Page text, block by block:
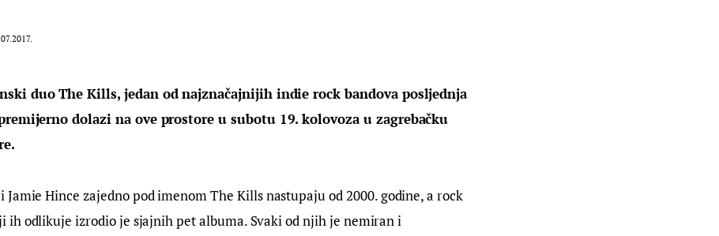
duo The Kills, jedan od najznačajnijih indie rock bandova posljednja
dolazi na ove prostore u subotu 19. kolovoza u zagrebačku
Jamie Hince zajedno pod imenom The Kills nastupaju od 2000. godine, a rock
ih odlikuje izrodio je sjajnih pet albuma. Svaki od njih je nemiran i